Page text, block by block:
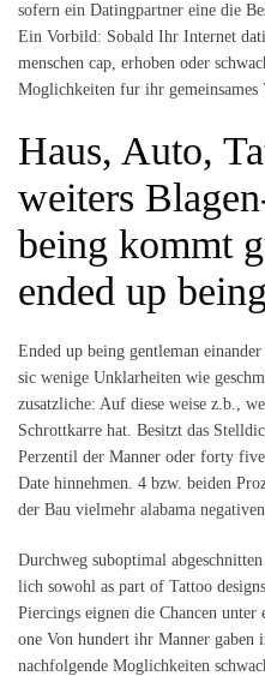
sofern ein Datingpartner eine die
Ein Vorbild: Sobald Ihr Internet
menschen cap, erhoben oder
Moglichkeiten fur ihr gemeinsames
Haus, Auto,
weiters
being kommt
ended up
Ended up being gentleman
sic wenige Unklarheiten wie
zusatzliche: Auf diese weise z.b.,
Schrottkarre hat. Besitzt das
Perzentil der Manner oder forty
Date hinnehmen. 4 bzw. beiden
der Bau vielmehr alabama
Durchweg suboptimal
lich sowohl as part of Tattoo
Piercings eignen die Chancen
one Von hundert ihr Manner gaben
nachfolgende Moglichkeiten